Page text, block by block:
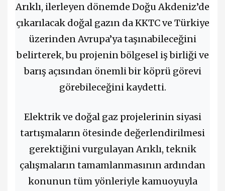
Arıklı, ilerleyen dönemde Doğu Akdeniz’de
çıkarılacak doğal gazın da KKTC ve Türkiye
üzerinden Avrupa’ya taşınabileceğini
belirterek, bu projenin bölgesel iş birliği ve
barış açısından önemli bir köprü görevi
görebileceğini kaydetti.
Elektrik ve doğal gaz projelerinin siyasi
tartışmaların ötesinde değerlendirilmesi
gerektiğini vurgulayan Arıklı, teknik
çalışmaların tamamlanmasının ardından
konunun tüm yönleriyle kamuoyuyla